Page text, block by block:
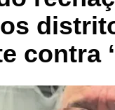
contra ‘